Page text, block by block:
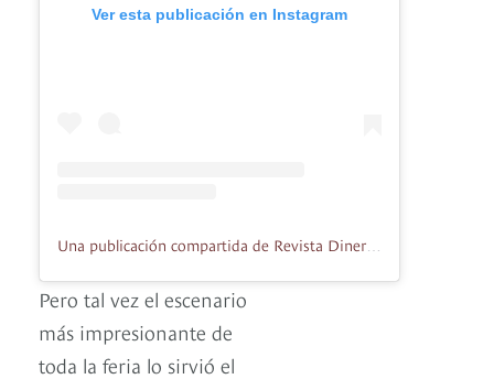
Ver esta publicación en Instagram
Pero tal vez el escenario
más impresionante de
toda la feria lo sirvió el